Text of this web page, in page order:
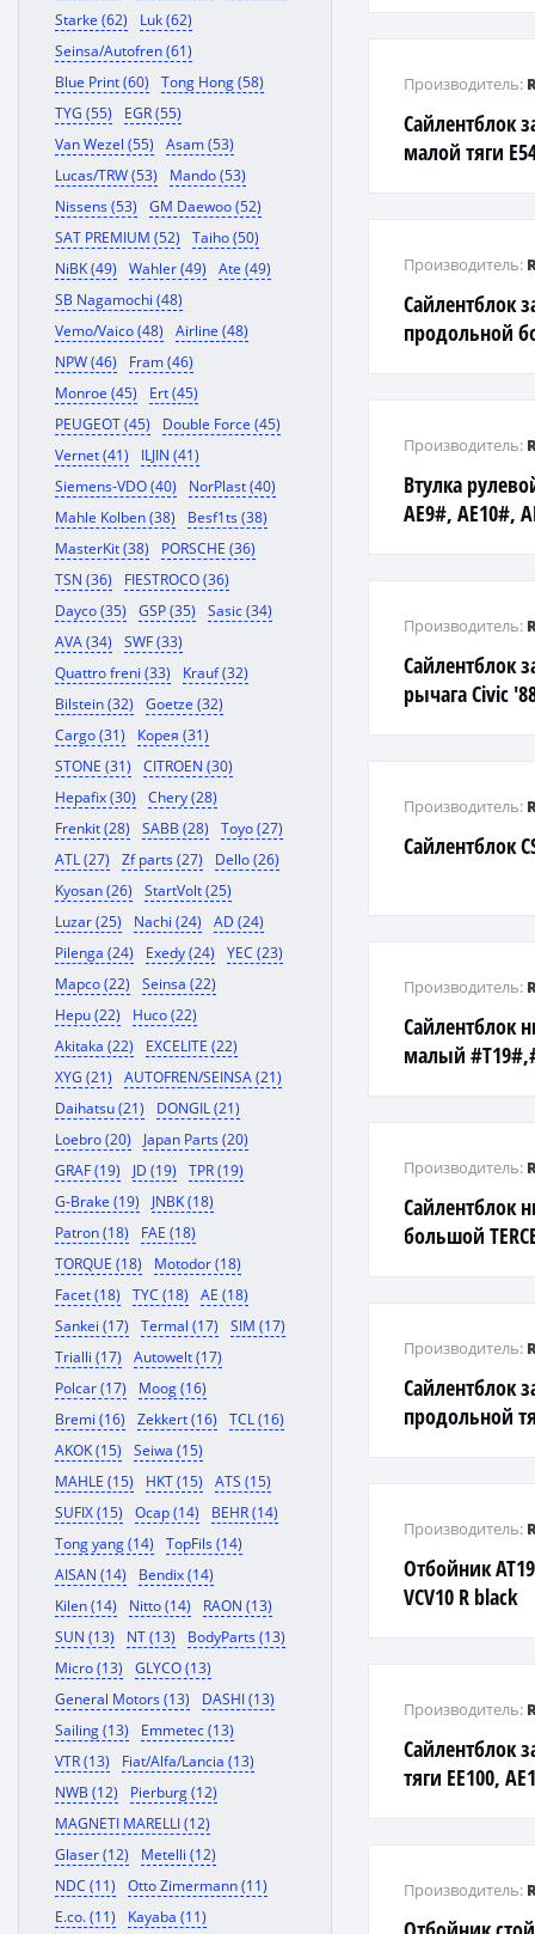
Starke (62)
Luk (62)
Seinsa/Autofren (61)
Blue Print (60)
Tong Hong (58)
TYG (55)
EGR (55)
Van Wezel (55)
Asam (53)
Lucas/TRW (53)
Mando (53)
Nissens (53)
GM Daewoo (52)
SAT PREMIUM (52)
Taiho (50)
NiBK (49)
Wahler (49)
Ate (49)
SB Nagamochi (48)
Vemo/Vaico (48)
Airline (48)
NPW (46)
Fram (46)
Monroe (45)
Ert (45)
PEUGEOT (45)
Double Force (45)
Vernet (41)
ILJIN (41)
Siemens-VDO (40)
NorPlast (40)
Mahle Kolben (38)
Besf1ts (38)
MasterKit (38)
PORSCHE (36)
TSN (36)
FIESTROCO (36)
Dayco (35)
GSP (35)
Sasic (34)
AVA (34)
SWF (33)
Quattro freni (33)
Krauf (32)
Bilstein (32)
Goetze (32)
Cargo (31)
Корея (31)
STONE (31)
CITROEN (30)
Hepafix (30)
Chery (28)
Frenkit (28)
SABB (28)
Toyo (27)
ATL (27)
Zf parts (27)
Dello (26)
Kyosan (26)
StartVolt (25)
Luzar (25)
Nachi (24)
AD (24)
Pilenga (24)
Exedy (24)
YEC (23)
Mapco (22)
Seinsa (22)
Hepu (22)
Huco (22)
Akitaka (22)
EXCELITE (22)
XYG (21)
AUTOFREN/SEINSA (21)
Daihatsu (21)
DONGIL (21)
Loebro (20)
Japan Parts (20)
GRAF (19)
JD (19)
TPR (19)
G-Brake (19)
JNBK (18)
Patron (18)
FAE (18)
TORQUE (18)
Motodor (18)
Facet (18)
TYC (18)
AE (18)
Sankei (17)
Termal (17)
SIM (17)
Trialli (17)
Autowelt (17)
Polcar (17)
Moog (16)
Bremi (16)
Zekkert (16)
TCL (16)
AKOK (15)
Seiwa (15)
MAHLE (15)
HKT (15)
ATS (15)
SUFIX (15)
Ocap (14)
BEHR (14)
Tong yang (14)
TopFils (14)
AISAN (14)
Bendix (14)
Kilen (14)
Nitto (14)
RAON (13)
SUN (13)
NT (13)
BodyParts (13)
Micro (13)
GLYCO (13)
General Motors (13)
DASHI (13)
Sailing (13)
Emmetec (13)
VTR (13)
Fiat/Alfa/Lancia (13)
NWB (12)
Pierburg (12)
MAGNETI MARELLI (12)
Glaser (12)
Metelli (12)
NDC (11)
Otto Zimermann (11)
E.co. (11)
Kayaba (11)
Сайлентблок
малой тяги
Производитель:
Сайлентблок
продольной
Производитель:
Втулка
AE9#, AE10#,
Производитель:
Сайлентблок
рычага Civic
Производитель:
Сайлентблок
Производитель:
Сайлентблок
малый
Производитель:
Сайлентблок
большой
Производитель:
Сайлентблок
продольной
Производитель:
Отбойник
VCV10 R black
Производитель:
Сайлентблок
тяги EE100,
Производитель:
Производитель: